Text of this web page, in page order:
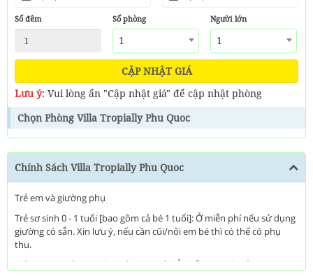
Số đêm Số phòng
1
Người lớn
1
CẬP NHẬT GIÁ
Lưu ý: Vui lòng ẩn "Cập nhật giá" để cập nhật phòng
Chọn Phòng Villa Tropially Phu Quoc
Chính Sách Villa Tropially Phu Quoc
Trẻ em và giường phụ
Trẻ sơ sinh 0 - 1 tuổi [bao gồm cả bé 1 tuổi]: Ở miễn phí nếu sử dụng
giường có sẵn. Xin lưu ý, nếu cần cũi/nôi em bé thì có thể có phụ
thu.
Trẻ em 2-5 tuổi [bao gồm cả bé 5 tuổi] Ở miễn phí nếu sử dụng